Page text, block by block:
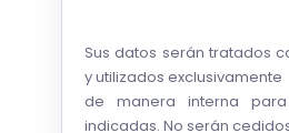
Sus datos serán tratados
y utilizados exclusivamente
de manera interna
indicadas. No serán